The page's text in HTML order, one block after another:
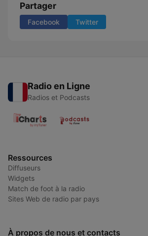
Partager
Facebook Twitter
Radio en Ligne
Radios et Podcasts
Ressources
Diffuseurs
Widgets
Match de foot à la radio
Sites Web de radio par pays
À propos de nous et contacts